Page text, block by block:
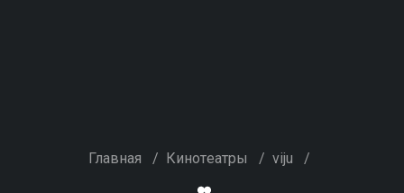
Главная / Кинотеатры / viju /